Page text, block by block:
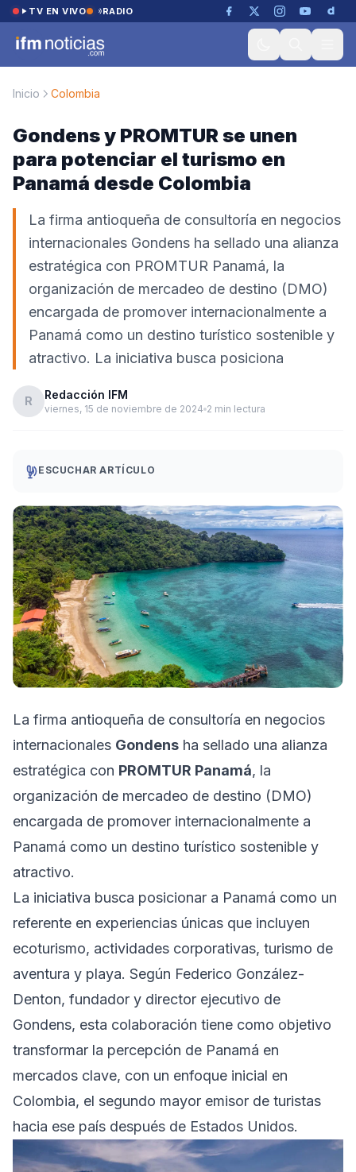
Saltar al contenido
TV EN VIVO RADIO
Inicio Colombia
Gondens y PROMTUR se unen
para potenciar el turismo en
Panamá desde Colombia
La firma antioqueña de consultoría en negocios
internacionales Gondens ha sellado una alianza
estratégica con PROMTUR Panamá, la
organización de mercadeo de destino (DMO)
encargada de promover internacionalmente a
Panamá como un destino turístico sostenible y
atractivo. La iniciativa busca posiciona
R Redacción IFM
viernes, 15 de noviembre de 2024 2 min lectura
ESCUCHAR ARTÍCULO
La firma antioqueña de consultoría en negocios
internacionales Gondens ha sellado una alianza
estratégica con PROMTUR Panamá, la
organización de mercadeo de destino (DMO)
encargada de promover internacionalmente a
Panamá como un destino turístico sostenible y
atractivo.
La iniciativa busca posicionar a Panamá como un
referente en experiencias únicas que incluyen
ecoturismo, actividades corporativas, turismo de
aventura y playa. Según Federico González-
Denton, fundador y director ejecutivo de
Gondens, esta colaboración tiene como objetivo
transformar la percepción de Panamá en
mercados clave, con un enfoque inicial en
Colombia, el segundo mayor emisor de turistas
hacia ese país después de Estados Unidos.